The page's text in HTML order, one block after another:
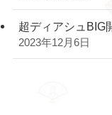
超ディアシュBIG
2023年12月6日